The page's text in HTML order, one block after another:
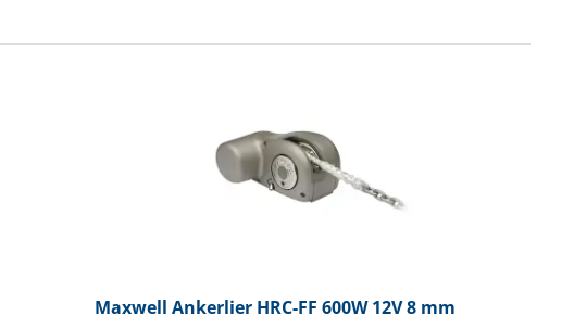
Maxwell Ankerlier HRC-FF 600W 12V 8 mm